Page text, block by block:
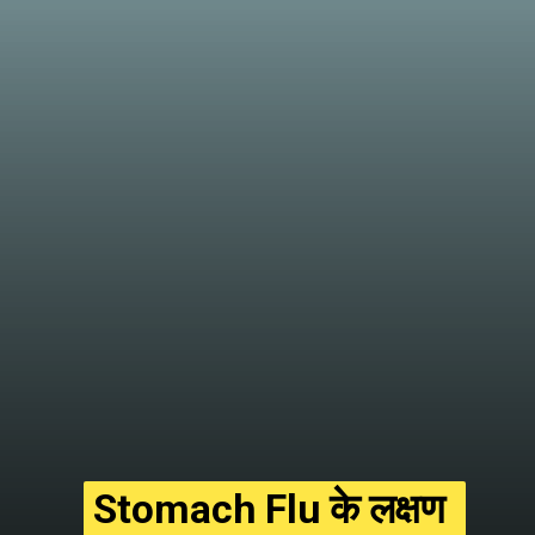
Stomach Flu के लक्षण
Stomach Flu के लक्षण